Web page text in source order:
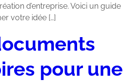
d’entreprise. Voici un guide
votre idée […]
pour une